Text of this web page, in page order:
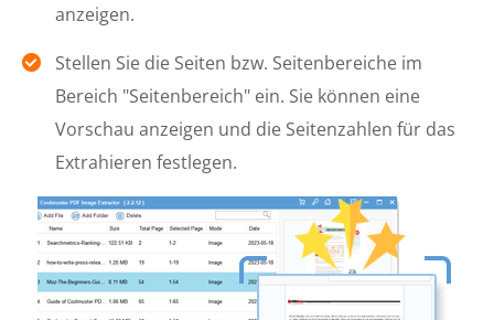
anzeigen.
Stellen Sie die Seiten bzw. Seitenbereiche im
Bereich "Seitenbereich" ein. Sie können eine
Vorschau anzeigen und die Seitenzahlen für das
Extrahieren festlegen.